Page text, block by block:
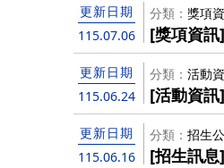
更新日期
115.07.06
分類 獎項
[獎項資
（至115/
更新日期
115.06.24
分類 活動
[活動資
院收件截
更新日期
115.06.16
分類 招生
[招生訊